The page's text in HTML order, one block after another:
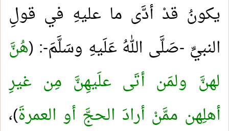
يكونُ قدْ أدَّى ما عليهِ في قولِ
النبيِّ -صَلَّى اللهُ عَلَيهِ وسَلَّمَ-: (هُنَّ
لهنَّ ولمَن أتَى علَيهِنَّ مِن غيرِ
أهلِهن ممَّنْ أرادَ الحجَّ أو العمرةَ)،